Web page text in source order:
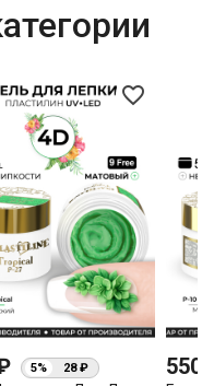
favorite_border
5% 28 ₽ 550